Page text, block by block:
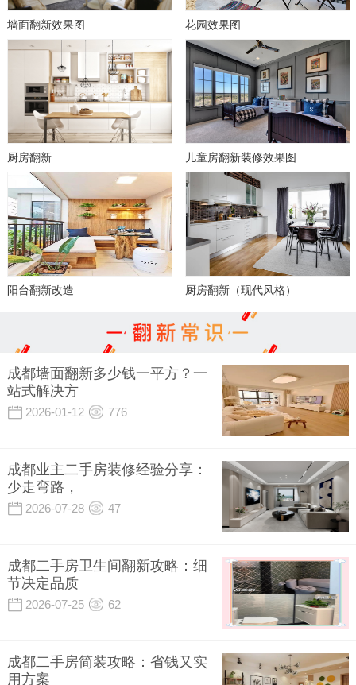
墙面翻新效果图 花园效果图
厨房翻新 儿童房翻新装修效果图
阳台翻新改造 厨房翻新（现代风格）
成都墙面翻新多少钱一平方？一
站式解决方
2026-01-12 776
成都业主二手房装修经验分享：
少走弯路，
2026-07-28 47
成都二手房卫生间翻新攻略：细
节决定品质
2026-07-25 62
成都二手房简装攻略：省钱又实
用方案